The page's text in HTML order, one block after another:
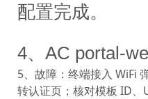
配置完成。
4、AC portal-
5、故障：终端接入 WiFi
转认证页；核对模板 ID、